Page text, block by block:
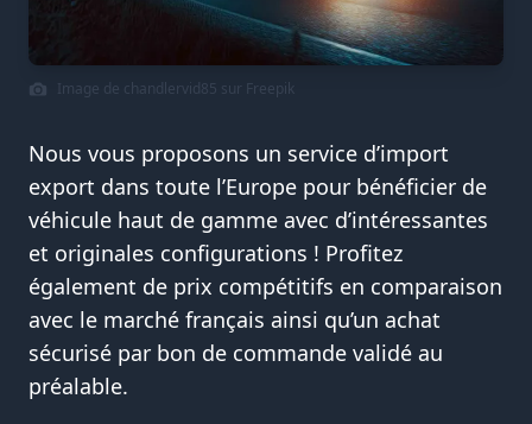
Image de chandlervid85 sur Freepik
Nous vous proposons un service d’import
export dans toute l’Europe pour bénéficier de
véhicule haut de gamme avec d’intéressantes
et originales configurations ! Profitez
également de prix compétitifs en comparaison
avec le marché français ainsi qu’un achat
sécurisé par bon de commande validé au
préalable.